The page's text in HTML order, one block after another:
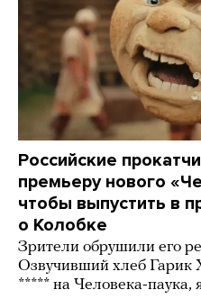
Российские
премьеру нового
чтобы выпустить в
о Колобке
Зрители обрушили его
Озвучивший хлеб Гарик
***** на Человека-